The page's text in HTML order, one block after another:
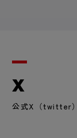
X
公式X（twitter）